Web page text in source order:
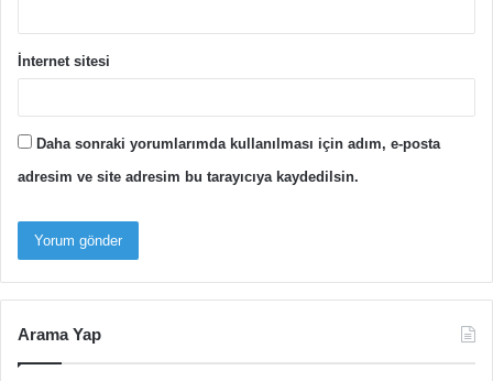
İnternet sitesi
Daha sonraki yorumlarımda kullanılması için adım, e-posta
adresim ve site adresim bu tarayıcıya kaydedilsin.
Arama Yap